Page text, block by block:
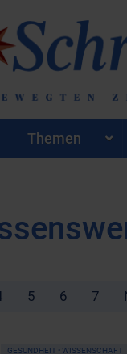
Themen
5 6 7
GESUNDHEIT • WISSENSCHAFT